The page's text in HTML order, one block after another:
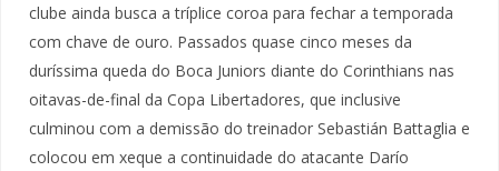
clube ainda busca a tríplice coroa para fechar a temporada
com chave de ouro. Passados quase cinco meses da
duríssima queda do Boca Juniors diante do Corinthians nas
oitavas-de-final da Copa Libertadores, que inclusive
culminou com a demissão do treinador Sebastián Battaglia e
colocou em xeque a continuidade do atacante Darío